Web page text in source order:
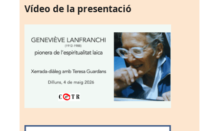
Vídeo de la presentació